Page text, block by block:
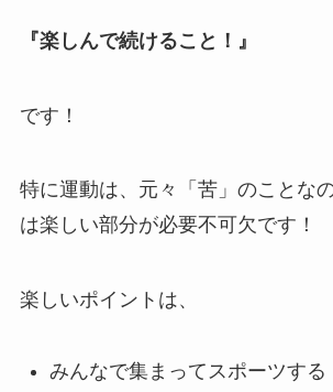
『楽しんで続けること！』
です！
特に運動は、元々「苦」のことな
は楽しい部分が必要不可欠です！
楽しいポイントは、
みんなで集まってスポーツする